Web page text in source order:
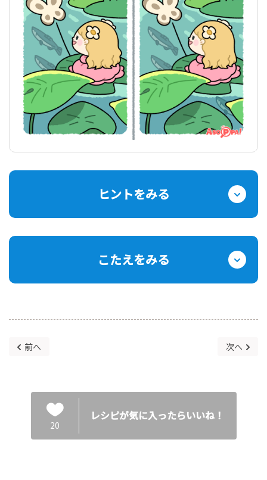
ヒントをみる
こたえをみる
前へ 次へ
20
レシピが気に入ったらいいね！